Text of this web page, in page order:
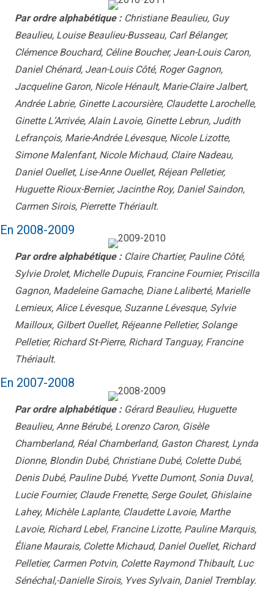
Par ordre alphabétique :Christiane Beaulieu, Guy
Beaulieu, Louise Beaulieu-Busseau, Carl Bélanger,
Clémence Bouchard, Céline Boucher, Jean-Louis Caron,
Daniel Chénard, Jean-Louis Côté, Roger Gagnon,
Jacqueline Garon, Nicole Hénault, Marie-Claire Jalbert,
Andrée Labrie, Ginette Lacoursière, Claudette Larochelle,
Ginette L’Arrivée, Alain Lavoie, Ginette Lebrun, Judith
Lefrançois, Marie-Andrée Lévesque, Nicole Lizotte,
Simone Malenfant, Nicole Michaud, Claire Nadeau,
Daniel Ouellet, Lise-Anne Ouellet, Réjean Pelletier,
Huguette Rioux-Bernier, Jacinthe Roy, Daniel Saindon,
Carmen Sirois, Pierrette Thériault.
En 2008-2009
Par ordre alphabétique :Claire Chartier, Pauline Côté,
Sylvie Drolet, Michelle Dupuis, Francine Fournier, Priscilla
Gagnon, Madeleine Gamache, Diane Laliberté, Marielle
Lemieux, Alice Lévesque, Suzanne Lévesque, Sylvie
Mailloux, Gilbert Ouellet, Réjeanne Pelletier, Solange
Pelletier, Richard St-Pierre, Richard Tanguay, Francine
Thériault.
En 2007-2008
Par ordre alphabétique :Gérard Beaulieu, Huguette
Beaulieu, Anne Bérubé, Lorenzo Caron, Gisèle
Chamberland, Réal Chamberland, Gaston Charest, Lynda
Dionne, Blondin Dubé, Christiane Dubé, Colette Dubé,
Denis Dubé, Pauline Dubé, Yvette Dumont, Sonia Duval,
Lucie Fournier, Claude Frenette, Serge Goulet, Ghislaine
Lahey, Michèle Laplante, Claudette Lavoie, Marthe
Lavoie, Richard Lebel, Francine Lizotte, Pauline Marquis,
Éliane Maurais, Colette Michaud, Daniel Ouellet, Richard
Pelletier, Carmen Potvin, Colette Raymond Thibault, Luc
Sénéchal,-Danielle Sirois, Yves Sylvain, Daniel Tremblay.